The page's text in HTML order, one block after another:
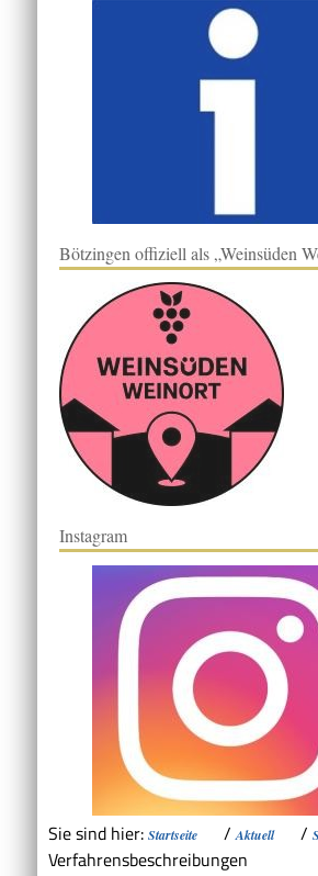
Bötzingen offiziell als „Weinsüden
Instagram
Sie sind hier: Startseite /Aktuell /
Verfahrensbeschreibungen